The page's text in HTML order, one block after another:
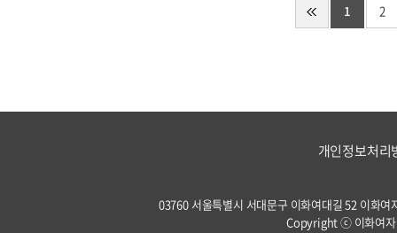
1 2
개인정보처리
03760 서울특별시 서대문구 이화여대길 52 이화
Copyright ⓒ 이화여자